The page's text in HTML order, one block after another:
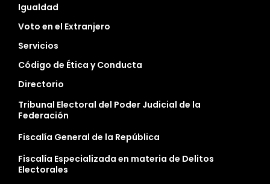
Igualdad
Voto en el Extranjero
Servicios
Código de Ética y Conducta
Directorio
Tribunal Electoral del Poder Judicial de la
Federación
Fiscalía General de la República
Fiscalía Especializada en materia de Delitos
Electorales